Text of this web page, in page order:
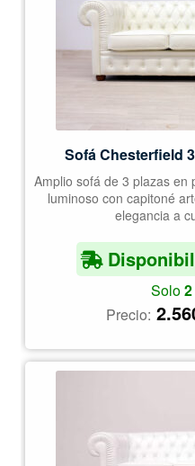
Sofá Chesterfield
Amplio sofá de 3 plazas en
luminoso con capitoné
elegancia a
Solo2
Precio: